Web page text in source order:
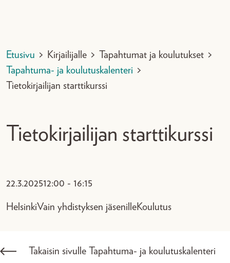
Etusivu > Kirjailijalle > Tapahtumat ja koulutukset >
Tapahtuma- ja koulutuskalenteri >
Tietokirjailijan starttikurssi
Tietokirjailijan starttikurssi
22.3.202512:00 - 16:15
HelsinkiVain yhdistyksen jäsenilleKoulutus
Takaisin sivulle Tapahtuma- ja koulutuskalenteri